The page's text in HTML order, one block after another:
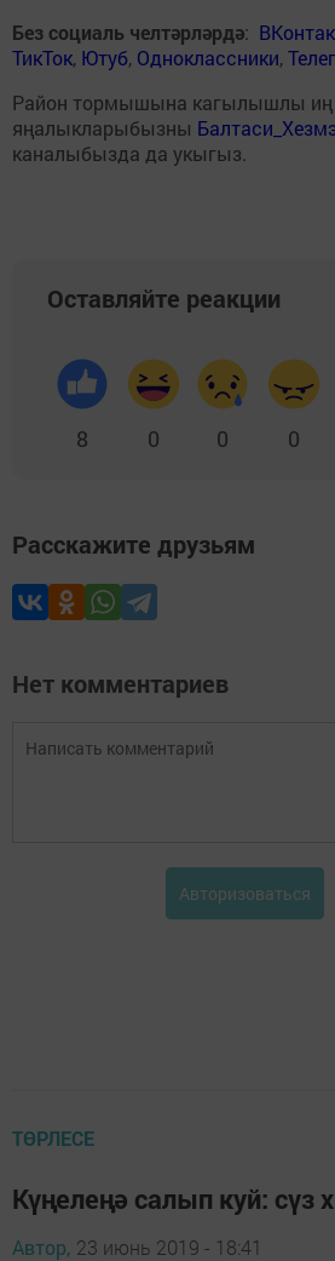
Без социаль челтәрләрдә:
ТикТок, Ютуб, Одноклассники,
Район тормышына кагылышлы
яңалыкларыбызны
каналыбызда да укыгыз.
Оставляйте реакции
8 0 0 0
Расскажите друзьям
Нет комментариев
Авторизоваться
ТӨРЛЕСЕ
Күңелеңә салып куй: сүз
Автор, 23 июнь 2019 - 18:41